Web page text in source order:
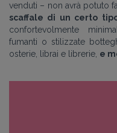
venduti – non avrà potuto
scaffale di un certo
confortevolmente
fumanti o stilizzate
osterie, librai e librerie, e